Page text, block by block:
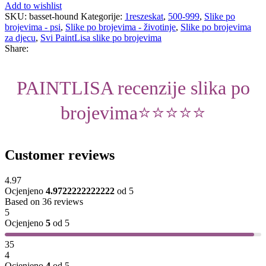
Add to wishlist
SKU: basset-hound Kategorije: 1reszeskat, 500-999, Slike po
brojevima - psi, Slike po brojevima - životinje, Slike po brojevima
za djecu, Svi PaintLisa slike po brojevima
Share:
PAINTLISA recenzije slika po
brojevima⭐️⭐️⭐️⭐️⭐️
Customer reviews
4.97
Ocjenjeno 4.9722222222222 od 5
Based on 36 reviews
5
Ocjenjeno 5 od 5
35
4